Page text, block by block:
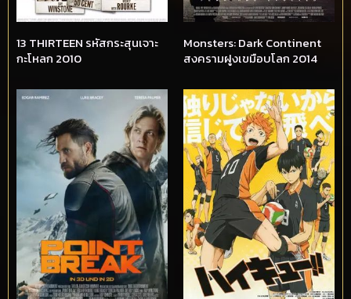
13 THIRTEEN รหัสกระสุนเจาะ
กะโหลก 2010
Monsters: Dark Continent
สงครามฝูงเขมือบโลก 2014